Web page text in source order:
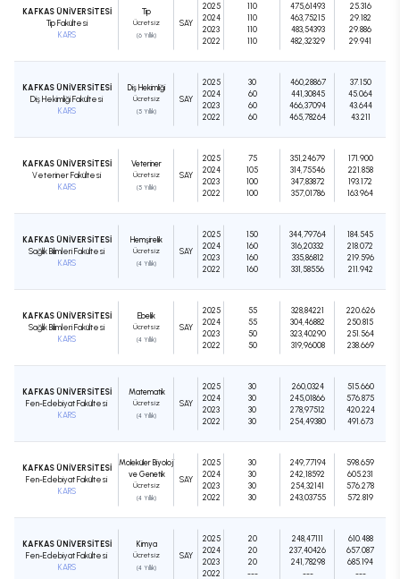
KAFKAS ÜNİVERSİTESİ
Tıp Fakültesi
KARS
Tıp
Ücretsiz
(6 Yıllık)
SAY
2025
2024
2023
2022
110
110
110
110
475,61493
463,75215
483,54393
482,32329
25.316
29.182
29.886
29.941
KAFKAS ÜNİVERSİTESİ
Diş Hekimliği Fakültesi
KARS
Diş Hekimliği
Ücretsiz
(5 Yıllık)
SAY
2025
2024
2023
2022
30
60
60
60
460,28867
441,30845
466,37094
465,78264
37.150
45.064
43.644
43.211
KAFKAS ÜNİVERSİTESİ
Veteriner Fakültesi
KARS
Veteriner
Ücretsiz
(5 Yıllık)
SAY
2025
2024
2023
2022
75
105
100
100
351,24679
314,75546
347,83872
357,01786
171.900
221.858
193.172
163.964
KAFKAS ÜNİVERSİTESİ
Sağlık Bilimleri Fakültesi
KARS
Hemşirelik
Ücretsiz
(4 Yıllık)
SAY
2025
2024
2023
2022
150
160
160
160
344,79764
316,20332
335,86812
331,58556
184.545
218.072
219.596
211.942
KAFKAS ÜNİVERSİTESİ
Sağlık Bilimleri Fakültesi
KARS
Ebelik
Ücretsiz
(4 Yıllık)
SAY
2025
2024
2023
2022
55
55
50
50
328,84221
304,46882
323,40290
319,96008
220.626
250.815
251.564
238.669
KAFKAS ÜNİVERSİTESİ
Fen-Edebiyat Fakültesi
KARS
Matematik
Ücretsiz
(4 Yıllık)
SAY
2025
2024
2023
2022
30
30
30
30
260,0324
245,01866
278,97512
254,49380
515.660
576.875
420.224
491.673
KAFKAS ÜNİVERSİTESİ
Fen-Edebiyat Fakültesi
KARS
Moleküler Biyoloji
ve Genetik
Ücretsiz
(4 Yıllık)
SAY
2025
2024
2023
2022
30
30
30
30
249,77194
242,18592
254,32141
243,03755
598.659
605.231
576.278
572.819
KAFKAS ÜNİVERSİTESİ
Fen-Edebiyat Fakültesi
KARS
Kimya
Ücretsiz
(4 Yıllık)
SAY
2025
2024
2023
2022
20
20
20
---
248,47111
237,40426
241,78298
---
610.488
657.087
685.194
---